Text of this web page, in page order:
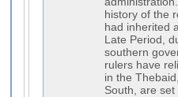
history of the
had inherited
Late Period,
southern
rulers have
in the
South, are set